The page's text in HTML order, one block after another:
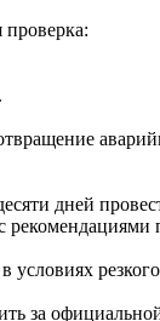
дней
за